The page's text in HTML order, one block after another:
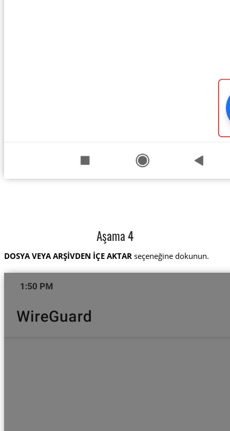
Aşama 4
DOSYA VEYA ARŞİVDEN İÇE AKTARseçeneğine dokunun.